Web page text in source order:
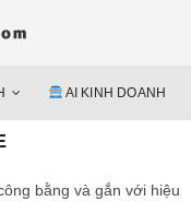
AI KINH DOANH
bằng và gắn với hiệu